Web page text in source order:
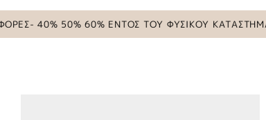
40% 50% 60% ΕΝΤΟΣ ΤΟΥ ΦΥΣΙΚΟΥ ΚΑΤΑΣΤΗΜΑΤΟΣ